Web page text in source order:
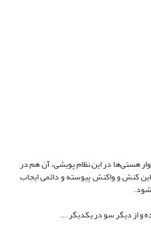
هستی‌ها در این نظام پویشی، آن هم در
کنش و واکنش پیوسته و دائمی ایجاب
شود.
و از دیگر سو در یکدیگر ...